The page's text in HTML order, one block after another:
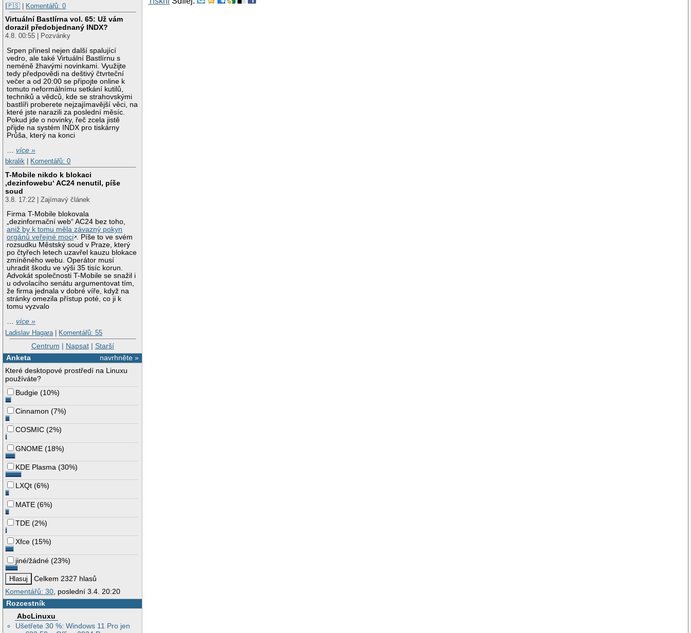
|🇵🇸 | Komentářů: 0
Virtuální Bastlírna vol. 65: Už vám
dorazil předobjednaný INDX?
4.8. 00:55 | Pozvánky
Srpen přinesl nejen další spalující
vedro, ale také Virtuální Bastlírnu s
neméně žhavými novinkami. Využijte
tedy předpovědi na deštivý čtvrteční
večer a od 20:00 se připojte online k
tomuto neformálnímu setkání kutilů,
techniků a vědců, kde se strahovskými
bastlíři proberete nejzajímavější věci, na
které jste narazili za poslední měsíc.
Pokud jde o novinky, řeč zcela jistě
přijde na systém INDX pro tiskárny
Průša, který na konci
…více »
bkralik
Komentářů: 0
T-Mobile nikdo k blokaci
‚dezinfowebu‘ AC24 nenutil, píše
soud
3.8. 17:22 | Zajímavý článek
Firma T-Mobile blokovala
„dezinformační web“ AC24 bez toho,
aniž by k tomu měla závazný pokyn
orgánů veřejné moci . Píše to ve svém
rozsudku Městský soud v Praze, který
po čtyřech letech uzavřel kauzu blokace
zmíněného webu. Operátor musí
uhradit škodu ve výši 35 tisíc korun.
Advokát společnosti T-Mobile se snažil i
u odvolacího senátu argumentovat tím,
že firma jednala v dobré víře, když na
stránky omezila přístup poté, co ji k
tomu vyzvalo
…více »
Ladislav Hagara | Komentářů: 55
Centrum | Napsat| Starší
navrhněte »
Anketa
Které desktopové prostředí na Linuxu
používáte?
Budgie (10%)
Cinnamon (7%)
COSMIC (2%)
GNOME (18%)
KDE Plasma (30%)
LXQt (6%)
MATE (6%)
TDE (2%)
Xfce (15%)
jiné/žádné (23%)
Celkem 2327 hlasů
Komentářů: 30, poslední 3.4. 20:20
Rozcestník
AbcLinuxu
Ušetřete 30 %: Windows 11 Pro jen